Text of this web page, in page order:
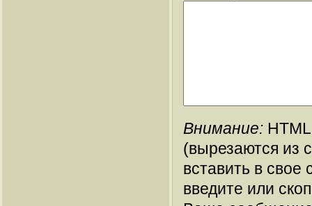
Внимание:
(вырезаются из
вставить в
введите или